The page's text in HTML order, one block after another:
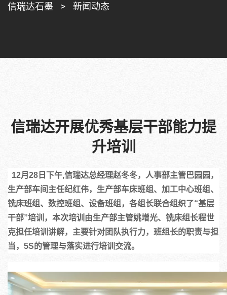
信瑞达石墨 > 新闻动态
信瑞达开展优秀基层干部能力提
升培训
12月28日下午,信瑞达总经理赵冬冬，人事部主管巴园园，
生产部车间主任纪红伟，生产部车床班组、加工中心班组、
铣床班组、数控班组、设备班组，各组长联合组织了“基层
干部”培训，本次培训由生产部主管姚增光、铣床组长程世
克担任培训讲解，主要针对团队执行力，班组长的职责与担
当，5S的管理与落实进行培训交流。